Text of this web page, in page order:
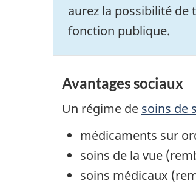
aurez la possibilité de
fonction publique.
Avantages sociaux
Un régime de soins de
médicaments sur
soins de la vue
soins médicaux